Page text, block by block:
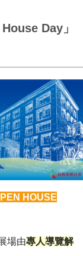
Day」
HOUSE
場由專人導覽解